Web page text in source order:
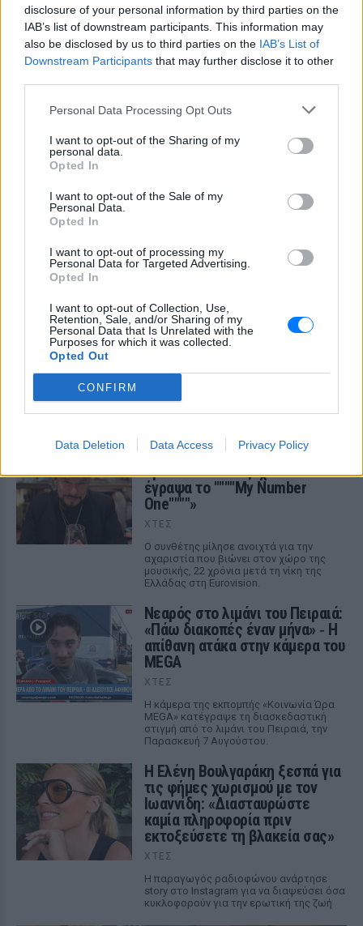
disclosure of your personal information by third parties on the
IAB’s list of downstream participants. This information may
also be disclosed by us to third parties on the IAB’s List of
Downstream Participants that may further disclose it to other
Personal Data Processing Opt Outs
I want to opt-out of the Sharing of my
personal data.
Opted In
I want to opt-out of the Sale of my
Personal Data.
Opted In
I want to opt-out of processing my
Personal Data for Targeted Advertising.
Opted In
I want to opt-out of Collection, Use,
Retention, Sale, and/or Sharing of my
Personal Data that Is Unrelated with the
Purposes for which it was collected.
Opted Out
CONFIRM
Data Deletion Data Access Privacy Policy
ΔΕΙΤΕ ΕΠΙΣΗΣ
ΣΤΗΝ ΙΔΙΑ ΚΑΤΗΓΟΡΙΑ
Χρήστος Δάντης: «Συνάδελφοι
προσπαθούν να ξεχάσουν ότι
έγραψα το """"My Number
One""""»
ΧΤΕΣ
Ο συνθέτης μίλησε ανοιχτά για την
αχαριστία που βιώνει στον χώρο της
μουσικής, 22 χρόνια μετά τη νίκη της
Ελλάδας στη Eurovision.
Νεαρός στο λιμάνι του Πειραιά:
«Πάω διακοπές έναν μήνα» ‑ Η
απίθανη ατάκα στην κάμερα του
MEGA
ΧΤΕΣ
Η κάμερα της εκπομπής «Κοινωνία Ώρα
MEGA» κατέγραψε τη διασκεδαστική
στιγμή από το λιμάνι του Πειραιά, την
Παρασκευή 7 Αυγούστου.
Η Ελένη Βουλγαράκη ξεσπά για
τις φήμες χωρισμού με τον
Ιωαννίδη: «Διασταυρώστε
καμία πληροφορία πριν
εκτοξεύσετε τη βλακεία σας»
ΧΤΕΣ
Η παραγωγός ραδιοφώνου ανάρτησε
story στο Instagram για να διαψεύσει όσα
κυκλοφορούν για την ερωτική της ζωή